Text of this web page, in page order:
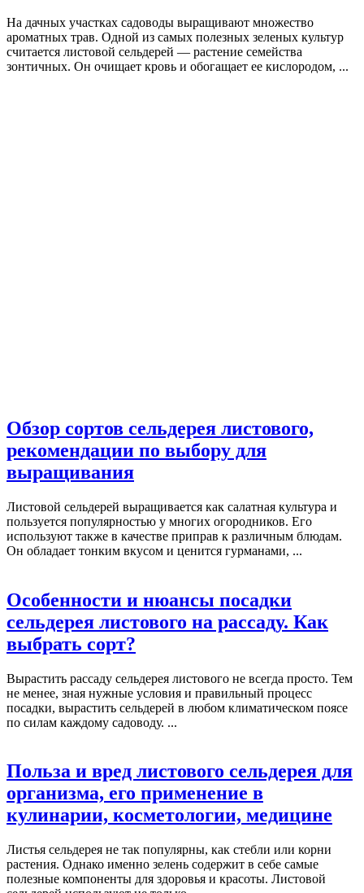
На дачных участках садоводы выращивают множество
ароматных трав. Одной из самых полезных зеленых культур
считается листовой сельдерей — растение семейства
зонтичных. Он очищает кровь и обогащает ее кислородом, ...
Обзор сортов сельдерея листового,
рекомендации по выбору для
выращивания
Листовой сельдерей выращивается как салатная культура и
пользуется популярностью у многих огородников. Его
используют также в качестве приправ к различным блюдам.
Он обладает тонким вкусом и ценится гурманами, ...
Особенности и нюансы посадки
сельдерея листового на рассаду. Как
выбрать сорт?
Вырастить рассаду сельдерея листового не всегда просто. Тем
не менее, зная нужные условия и правильный процесс
посадки, вырастить сельдерей в любом климатическом поясе
по силам каждому садоводу. ...
Польза и вред листового сельдерея для
организма, его применение в
кулинарии, косметологии, медицине
Листья сельдерея не так популярны, как стебли или корни
растения. Однако именно зелень содержит в себе самые
полезные компоненты для здоровья и красоты. Листовой